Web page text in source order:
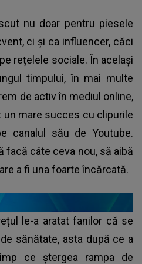
nu doar pentru piesele
ci și ca influencer, căci
rețelele sociale. În același
timpului, în mai multe
de activ în mediul online,
un mare succes cu clipurile
canalul său de Youtube.
câte ceva nou, să aibă
a fi una foarte încărcată.
le-a aratat fanilor că se
sănătate, asta după ce a
ce ștergea rampa de